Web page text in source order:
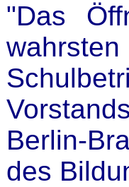
"Das
Berlin-
des